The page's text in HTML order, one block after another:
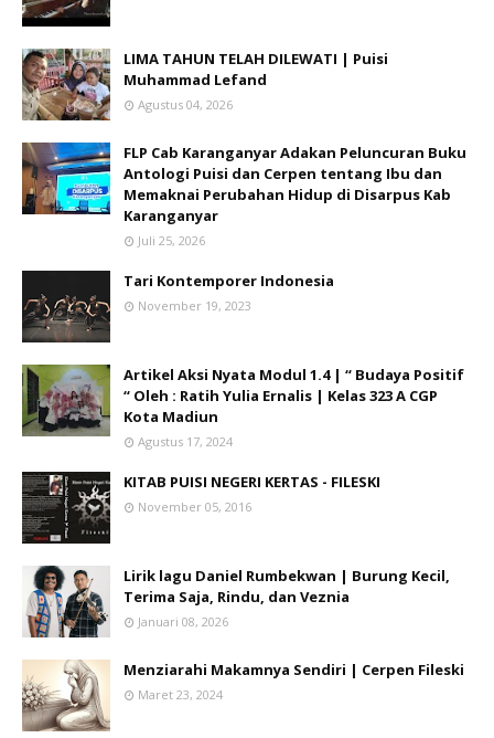
LIMA TAHUN TELAH DILEWATI | Puisi
Muhammad Lefand
Agustus 04, 2026
FLP Cab Karanganyar Adakan Peluncuran Buku
Antologi Puisi dan Cerpen tentang Ibu dan
Memaknai Perubahan Hidup di Disarpus Kab
Karanganyar
Juli 25, 2026
Tari Kontemporer Indonesia
November 19, 2023
Artikel Aksi Nyata Modul 1.4 | “ Budaya Positif
“ Oleh : Ratih Yulia Ernalis | Kelas 323 A CGP
Kota Madiun
Agustus 17, 2024
KITAB PUISI NEGERI KERTAS - FILESKI
November 05, 2016
Lirik lagu Daniel Rumbekwan | Burung Kecil,
Terima Saja, Rindu, dan Veznia
Januari 08, 2026
Menziarahi Makamnya Sendiri | Cerpen Fileski
Maret 23, 2024